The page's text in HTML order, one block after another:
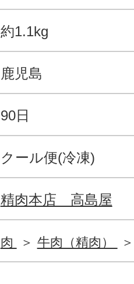
約1.1kg
鹿児島
90日
クール便(冷凍)
精肉本店 高島屋
肉 牛肉（精肉）